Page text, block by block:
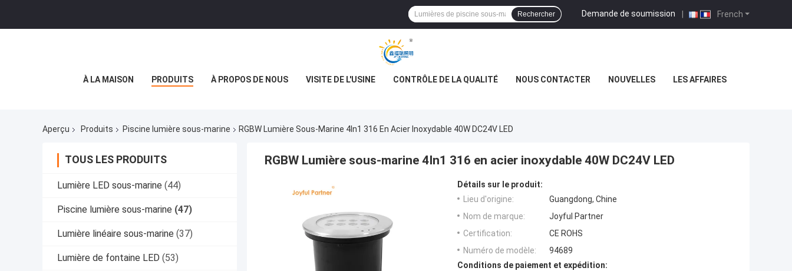
French
Demande de soumission |
Rechercher
À LA MAISON PRODUITS À PROPOS DE NOUS VISITE DE L'USINE CONTRÔLE DE LA QUALITÉ NOUS CONTACTER NOUVELLES LES AFFAIRES
Aperçu Produits Piscine lumière sous-marine RGBW Lumière Sous-Marine 4In1 316 En Acier Inoxydable 40W DC24V LED
TOUS LES PRODUITS
Lumière LED sous-marine (44)
Piscine lumière sous-marine (47)
Lumière linéaire sous-marine (37)
Lumière de fontaine LED (53)
RGBW Lumière sous-marine 4In1 316 en acier inoxydable 40W DC24V LED
Détails sur le produit:
Lieu d'origine:
Guangdong, Chine
Nom de marque:
Joyful Partner
Certification:
CE ROHS
Numéro de modèle:
94689
Conditions de paiement et expédition: